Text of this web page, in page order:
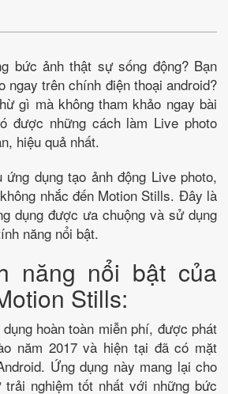
bức ảnh thật sự sống động? Bạn
ngay trên chính điện thoại android?
gì mà không tham khảo ngay bài
được những cách làm Live photo
hiệu quả nhất.
ứng dụng tạo ảnh động Live photo,
nhắc đến Motion Stills. Đây là
dụng được ưa chuộng và sử dụng
năng nổi bật.
năng nổi bật của
Stills:
hoàn toàn miễn phí, được phát
năm 2017 và hiện tại đã có mặt
Ứng dụng này mang lại cho
nghiệm tốt nhất với những bức